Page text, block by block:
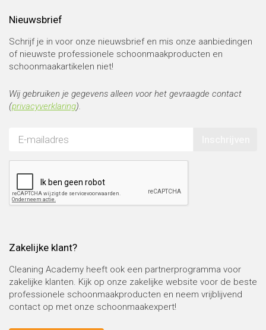
Nieuwsbrief
Schrijf je in voor onze nieuwsbrief en mis onze aanbiedingen
of nieuwste professionele schoonmaakproducten en
schoonmaakartikelen niet!
Wij gebruiken je gegevens alleen voor het gevraagde contact
(privacyverklaring).
Zakelijke klant?
Cleaning Academy heeft ook een partnerprogramma voor
zakelijke klanten. Kijk op onze zakelijke website voor de beste
professionele schoonmaakproducten en neem vrijblijvend
contact op met onze schoonmaakexpert!